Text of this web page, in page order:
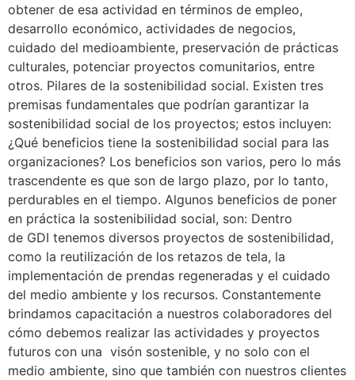
obtener de esa actividad en términos de empleo,
desarrollo económico, actividades de negocios,
cuidado del medioambiente, preservación de prácticas
culturales, potenciar proyectos comunitarios, entre
otros. Pilares de la sostenibilidad social. Existen tres
premisas fundamentales que podrían garantizar la
sostenibilidad social de los proyectos; estos incluyen:
¿Qué beneficios tiene la sostenibilidad social para las
organizaciones? Los beneficios son varios, pero lo más
trascendente es que son de largo plazo, por lo tanto,
perdurables en el tiempo. Algunos beneficios de poner
en práctica la sostenibilidad social, son: Dentro
de GDI tenemos diversos proyectos de sostenibilidad,
como la reutilización de los retazos de tela, la
implementación de prendas regeneradas y el cuidado
del medio ambiente y los recursos. Constantemente
brindamos capacitación a nuestros colaboradores del
cómo debemos realizar las actividades y proyectos
futuros con una visón sostenible, y no solo con el
medio ambiente, sino que también con nuestros clientes